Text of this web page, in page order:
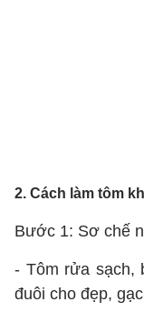
2. Cách làm tôm
Bước 1: Sơ chế
- Tôm rửa sạch,
đuôi cho đẹp,